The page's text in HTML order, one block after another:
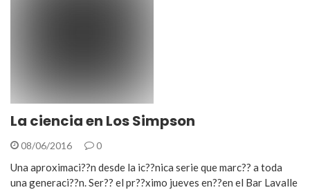
La ciencia en Los Simpson
08/06/2016 0
Una aproximaci??n desde la ic??nica serie que marc?? a toda
una generaci??n. Ser?? el pr??ximo jueves en??en el Bar Lavalle